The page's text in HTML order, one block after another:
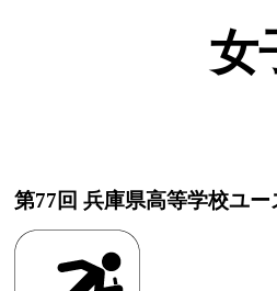
女
第77回 兵庫県高等学校ユ